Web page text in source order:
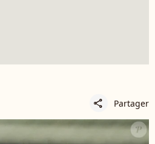
share Partager